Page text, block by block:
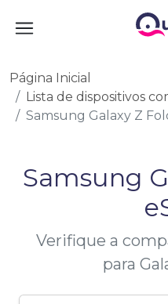
Página Inicial
Lista de dispositivos
Samsung Galaxy Z
Samsung
Verifique a
para